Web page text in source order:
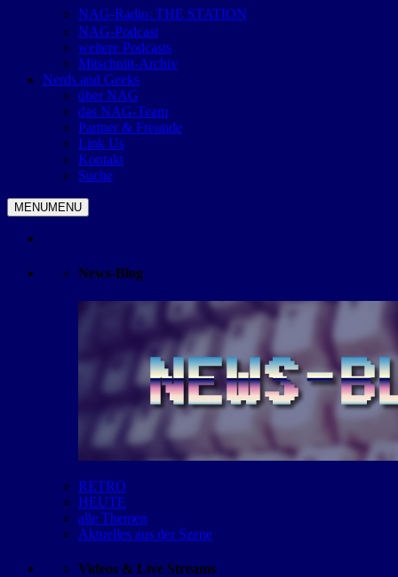
NAG-Radio: THE STATION
NAG-Podcast
weitere Podcasts
Mitschnitt-Archiv
Nerds and Geeks
über NAG
das NAG-Team
Partner & Freunde
Link Us
Kontakt
Suche
MENUMENU
News-Blog
RETRO
HEUTE
alle Themen
Aktuelles aus der Szene
Videos & Live Streams